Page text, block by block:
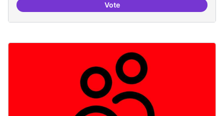
Vote Comunitat